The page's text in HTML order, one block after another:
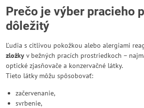
Prečo je výber pracieho
dôležitý
Ľudia s citlivou pokožkou alebo alergiami
zložky v bežných pracích prostriedkoch –
optické zjasňovače a konzervačné látky.
Tieto látky môžu spôsobovať:
začervenanie,
svrbenie,